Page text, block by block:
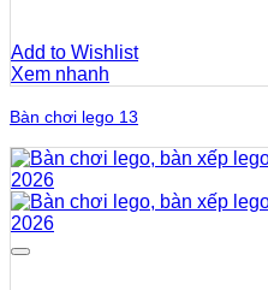
Add to Wishlist
Xem nhanh
Bàn chơi lego 13